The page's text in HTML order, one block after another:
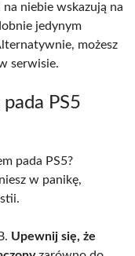
niebie wskazują na
jedynym
możesz
serwisie.
PS5
pada PS5?
w panikę,
Upewnij się, że